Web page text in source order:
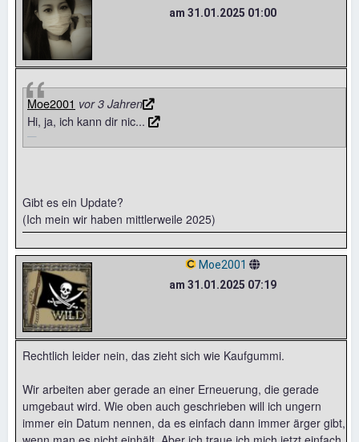
am 31.01.2025 01:00
Moe2001 vor 3 Jahren
Hi, ja, ich kann dir nic...
Gibt es ein Update?
(Ich mein wir haben mittlerweile 2025)
Moe2001
am 31.01.2025 07:19
Rechtlich leider nein, das zieht sich wie Kaufgummi.
Wir arbeiten aber gerade an einer Erneuerung, die gerade
umgebaut wird. Wie oben auch geschrieben will ich ungern
immer ein Datum nennen, da es einfach dann immer ärger gibt,